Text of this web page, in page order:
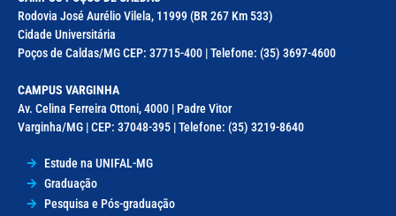
Rodovia José Aurélio Vilela, 11999 (BR 267 Km 533)
Cidade Universitária
Poços de Caldas/MG CEP: 37715-400 | Telefone: (35) 3697-4600
CAMPUS VARGINHA
Av. Celina Ferreira Ottoni, 4000 | Padre Vitor
Varginha/MG | CEP: 37048-395 | Telefone: (35) 3219-8640
Estude na UNIFAL-MG
Graduação
Pesquisa e Pós-graduação